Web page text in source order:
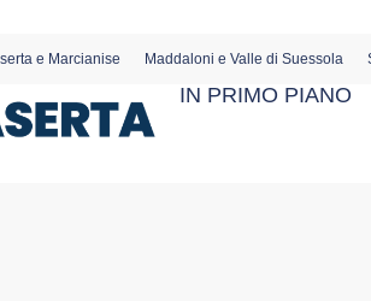
e Marcianise Maddaloni e Valle di Suessola
IN PRIMO PIANO